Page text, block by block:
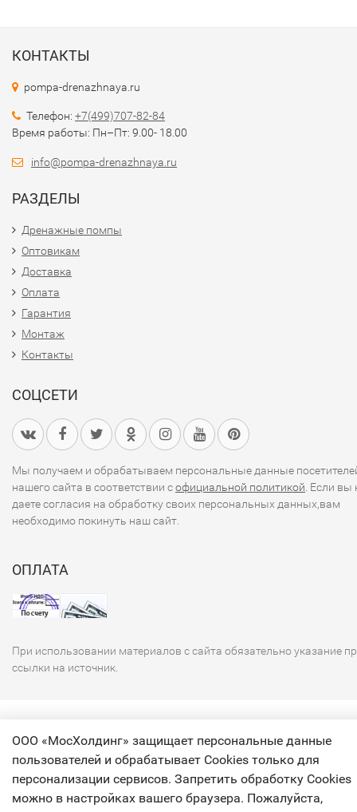
КОНТАКТЫ
pompa-drenazhnaya.ru
Телефон: +7(499)707-82-84
Время работы: Пн–Пт: 9.00- 18.00
info@pompa-drenazhnaya.ru
РАЗДЕЛЫ
Дренажные помпы
Оптовикам
Доставка
Оплата
Гарантия
Монтаж
Контакты
СОЦСЕТИ
Мы получаем и обрабатываем персональные данные
нашего сайта в соответствии софициальной политикой . Если вы
даете согласия на обработку своих персональных данных,вам
необходимо покинуть наш сайт.
ОПЛАТА
При использовании материалов с сайта обязательно указание
ссылки на источник.
ООО «МосХолдинг» защищает персональные данные
пользователей и обрабатывает Cookies только для
персонализации сервисов. Запретить обработку Cookies
можно в настройках вашего браузера. Пожалуйста,